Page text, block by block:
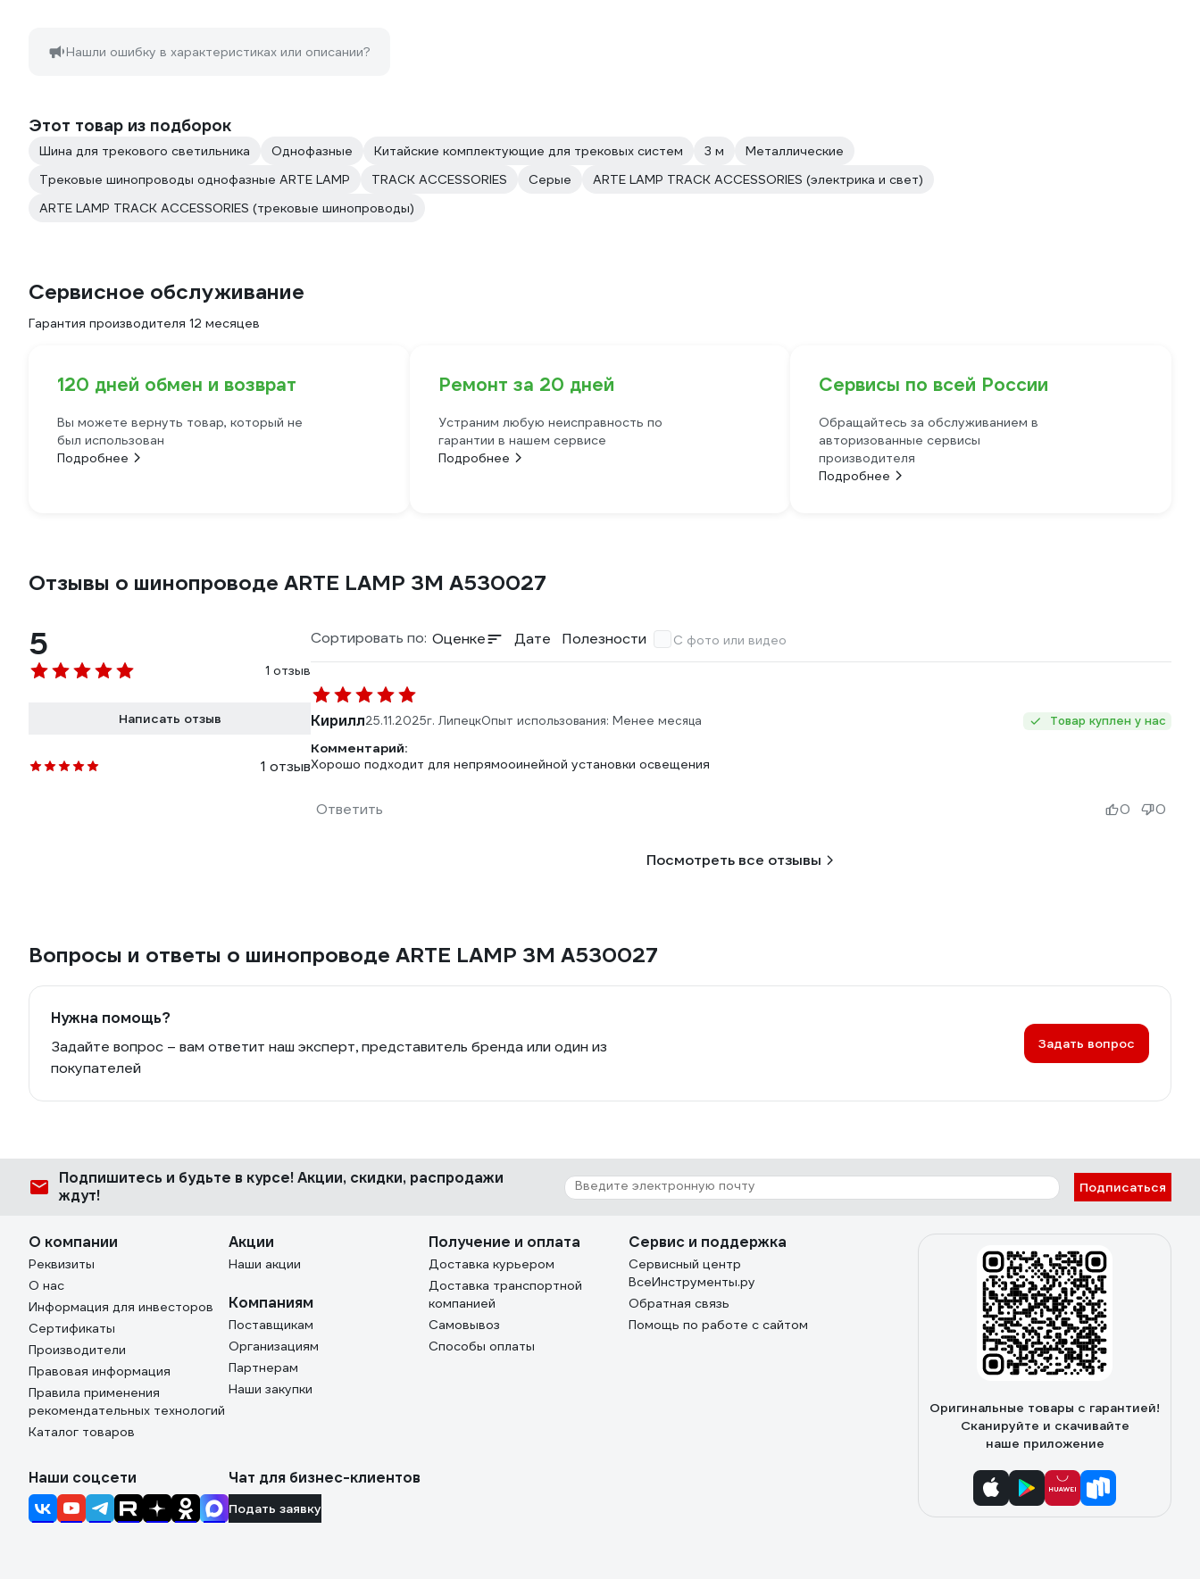
Нашли ошибку в характеристиках или описании?
Этот товар из подборок
Шина для трекового светильника Однофазные Китайские комплектующие для трековых систем 3 м
Металлические
Трековые шинопроводы однофазные ARTE LAMP
TRACK ACCESSORIES Серые
ARTE LAMP TRACK ACCESSORIES (электрика и свет)
ARTE LAMP TRACK ACCESSORIES (трековые шинопроводы)
Сервисное обслуживание
Гарантия производителя 12 месяцев
120 дней обмен и возврат
Вы можете вернуть товар, который не
был использован
Подробнее
Ремонт за 20 дней
Устраним любую неисправность по
гарантии в нашем сервисе
Подробнее
Сервисы по всей России
Обращайтесь за обслуживанием в
авторизованные сервисы
производителя
Подробнее
Отзывы о шинопроводе ARTE LAMP 3M A530027
5
1 отзыв
Написать отзыв
1 отзыв
Сортировать по: Оценке Дате Полезности С фото или видео
Кирилл25.11.2025г. ЛипецкОпыт использования: Менее месяца Товар куплен у нас
Комментарий:
Хорошо подходит для непрямооинейной установки освещения
Ответить 0 0
Посмотреть все отзывы
Вопросы и ответы о шинопроводе ARTE LAMP 3M A530027
Нужна помощь?
Задайте вопрос – вам ответит наш эксперт, представитель бренда или один из
покупателей
Задать вопрос
Подпишитесь и будьте в курсе! Акции, скидки, распродажи
ждут!
Подписаться
О компании
Реквизиты
О нас
Информация для инвесторов
Сертификаты
Производители
Правовая информация
Правила применения
рекомендательных технологий
Каталог товаров
Акции
Наши акции
Компаниям
Поставщикам
Организациям
Партнерам
Наши закупки
Получение и оплата
Доставка курьером
Доставка транспортной
компанией
Самовывоз
Способы оплаты
Сервис и поддержка
Сервисный центр
ВсеИнструменты.ру
Обратная связь
Помощь по работе с сайтом
Оригинальные товары с гарантией!
Сканируйте и скачивайте
наше приложение
Наши соцсети Чат для бизнес-клиентов
Подать заявку